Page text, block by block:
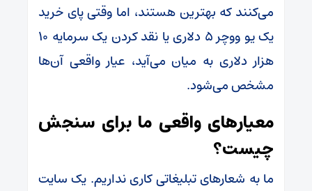
می‌کنند که بهترین هستند، اما وقتی پای خرید
یک یو ووچر ۵ دلاری یا نقد کردن یک سرمایه ۱۰
هزار دلاری به میان می‌آید، عیار واقعی آن‌ها
مشخص می‌شود.
معیارهای واقعی ما برای سنجش
چیست؟
ما به شعارهای تبلیغاتی کاری نداریم. یک سایت